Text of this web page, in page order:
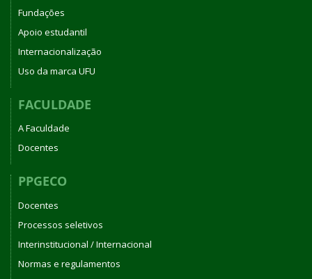
Fundações
Apoio estudantil
Internacionalização
Uso da marca UFU
FACULDADE
A Faculdade
Docentes
PPGECO
Docentes
Processos seletivos
Interinstitucional / Internacional
Normas e regulamentos